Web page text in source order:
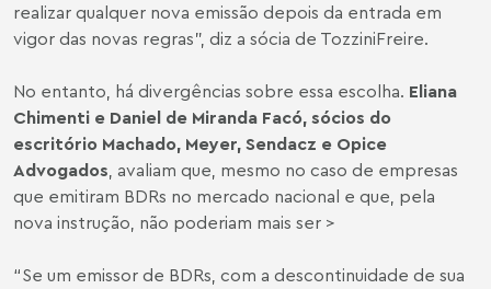
realizar qualquer nova emissão depois da entrada em
vigor das novas regras”, diz a sócia de TozziniFreire.
No entanto, há divergências sobre essa escolha. Eliana
Chimenti e Daniel de Miranda Facó, sócios do
escritório Machado, Meyer, Sendacz e Opice
Advogados, avaliam que, mesmo no caso de empresas
que emitiram BDRs no mercado nacional e que, pela
nova instrução, não poderiam mais ser >
“Se um emissor de BDRs, com a descontinuidade de sua